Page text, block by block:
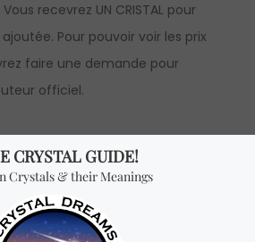
Vous recevrez UN CRISTAL pour
Pour pouvoir voir les prix
faire une demande pour
officiel.
quelque
spécial? Jetez
d'œil à nos